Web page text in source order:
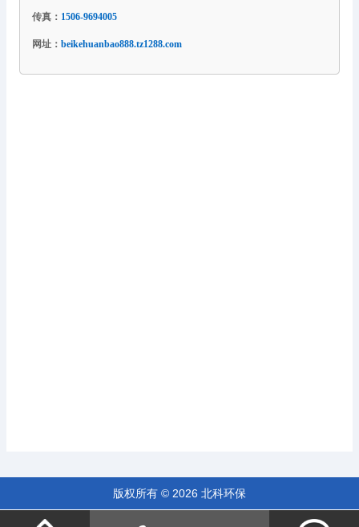
传真： 1506-9694005
网址： beikehuanbao888.tz1288.com
版权所有 © 2026 北科环保